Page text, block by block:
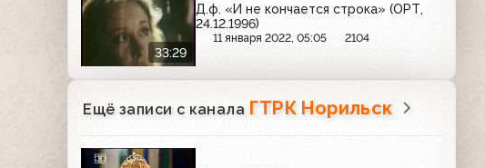
33:29
Д.ф. «И не кончается строка» (ОРТ,
24.12.1996)
11 января 2022, 05:05 2104
Ещё записи с канала ГТРК Норильск